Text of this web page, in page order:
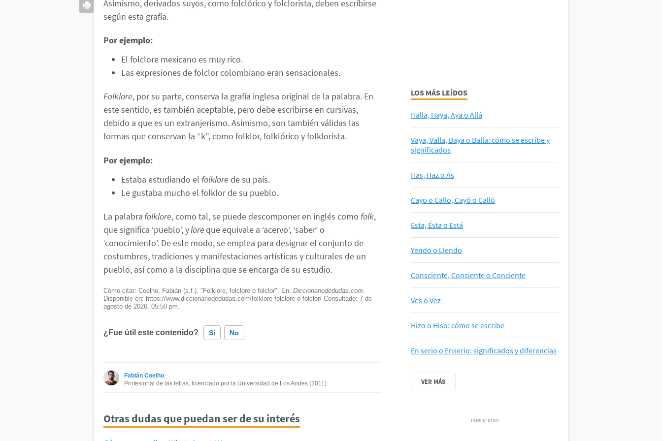
Asimismo, derivados suyos, como folclórico y folclorista, deben escribirse
según esta grafía.
Por ejemplo:
El folclore mexicano es muy rico.
Las expresiones de folclor colombiano eran sensacionales.
Folklore, por su parte, conserva la grafía inglesa original de la palabra. En
este sentido, es también aceptable, pero debe escribirse en cursivas,
debido a que es un extranjerismo. Asimismo, son también válidas las
formas que conservan la “k”, como folklor, folklórico y folklorista.
Por ejemplo:
Estaba estudiando el folklore de su país.
Le gustaba mucho el folklor de su pueblo.
La palabra folklore, como tal, se puede descomponer en inglés como folk,
que significa ‘pueblo’, ylore que equivale a ‘acervo’, ‘saber’ o
‘conocimiento’. De este modo, se emplea para designar el conjunto de
costumbres, tradiciones y manifestaciones artísticas y culturales de un
pueblo, así como a la disciplina que se encarga de su estudio.
Cómo citar: Coelho, Fabián (s.f.). "Folklore, folclore o folclor". En: Diccionariodedudas.com
Disponible en: https://www.diccionariodedudas.com/folklore-folclore-o-folclor/ Consultado: 7 de
agosto de 2026, 05:50 pm.
¿Fue útil este contenido? Sí No
Este contenido no tiene la información que busco
Fabián Coelho
Profesional de las letras, licenciado por la Universidad de Los Andes (2011).
Otras dudas que puedan ser de su interés
LOS MÁS LEÍDOS
Halla, Haya, Aya o Allá
Vaya, Valla, Baya o Balla: cómo se escribe y
significados
Has, Haz o As
Cayo o Callo, Cayó o Calló
Esta, Ésta o Está
Yendo o Llendo
Consciente, Consiente o Conciente
Ves o Vez
Hizo o Hiso: cómo se escribe
En serio o Enserio: significados y diferencias
VER MÁS